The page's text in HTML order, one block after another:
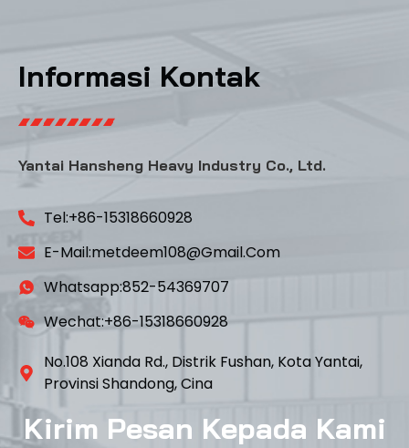
Informasi Kontak
Yantai Hansheng Heavy Industry Co., Ltd.
Tel:+86-15318660928
E-Mail:metdeem108@gmail.com
Whatsapp:852-54369707
Wechat:+86-15318660928
No.108 Xianda Rd., Distrik Fushan, Kota Yantai,
Provinsi Shandong, Cina
Kirim Pesan Kepada Kami